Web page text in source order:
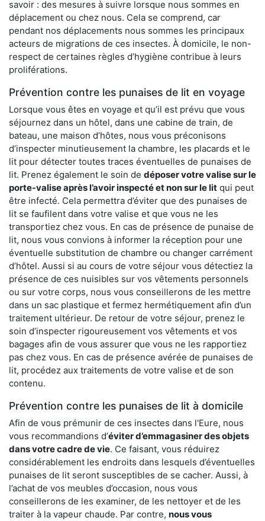
savoir : des mesures à suivre lorsque nous sommes en
déplacement ou chez nous. Cela se comprend, car
pendant nos déplacements nous sommes les principaux
acteurs de migrations de ces insectes. À domicile, le non-
respect de certaines règles d’hygiène contribue à leurs
proliférations.
Prévention contre les punaises de lit en voyage
Lorsque vous êtes en voyage et qu’il est prévu que vous
séjournez dans un hôtel, dans une cabine de train, de
bateau, une maison d’hôtes, nous vous préconisons
d’inspecter minutieusement la chambre, les placards et le
lit pour détecter toutes traces éventuelles de punaises de
lit. Prenez également le soin de déposer votre valise sur le
porte-valise après l’avoir inspecté et non sur le lit qui peut
être infecté. Cela permettra d’éviter que des punaises de
lit se faufilent dans votre valise et que vous ne les
transportiez chez vous. En cas de présence de punaise de
lit, nous vous convions à informer la réception pour une
éventuelle substitution de chambre ou changer carrément
d’hôtel. Aussi si au cours de votre séjour vous détectiez la
présence de ces nuisibles sur vos vêtements personnels
ou sur votre corps, nous vous conseillerons de les mettre
dans un sac plastique et fermez hermétiquement afin d’un
traitement ultérieur. De retour de votre séjour, prenez le
soin d’inspecter rigoureusement vos vêtements et vos
bagages afin de vous assurer que vous ne les rapportiez
pas chez vous. En cas de présence avérée de punaises de
lit, procédez aux traitements de votre valise et de son
contenu.
Prévention contre les punaises de lit à domicile
Afin de vous prémunir de ces insectes dans l'Eure, nous
vous recommandions d’éviter d’emmagasiner des objets
dans votre cadre de vie. Ce faisant, vous réduirez
considérablement les endroits dans lesquels d’éventuelles
punaises de lit seront susceptibles de se cacher. Aussi, à
l’achat de vos meubles d’occasion, nous vous
conseillerons de les examiner, de les nettoyer et de les
traiter à la vapeur chaude. Par contre, nous vous